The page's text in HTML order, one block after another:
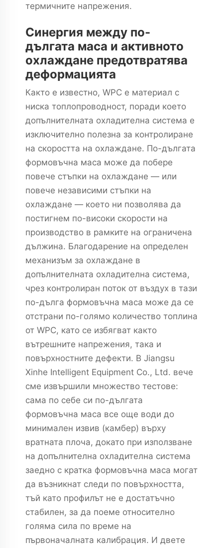
термичните напрежения.
Синергия между по-
дългата маса и активното
охлаждане предотвратява
деформацията
Както е известно, WPC е материал с
ниска топлопроводност, поради което
допълнителната охладителна система е
изключително полезна за контролиране
на скоростта на охлаждане. По-дългата
формовъчна маса може да побере
повече стъпки на охлаждане — или
повече независими стъпки на
охлаждане — което ни позволява да
постигнем по-високи скорости на
производство в рамките на ограничена
дължина. Благодарение на определен
механизъм за охлаждане в
допълнителната охладителна система,
чрез контролиран поток от въздух в тази
по-дълга формовъчна маса може да се
отстрани по-голямо количество топлина
от WPC, като се избягват както
вътрешните напрежения, така и
повърхностните дефекти. В Jiangsu
Xinhe Intelligent Equipment Co., Ltd. вече
сме извършили множество тестове:
сама по себе си по-дългата
формовъчна маса все още води до
минимален извив (камбер) върху
вратната плоча, докато при използване
на допълнителна охладителна система
заедно с кратка формовъчна маса могат
да възникнат следи по повърхността,
тъй като профилът не е достатъчно
стабилен, за да поеме относително
голяма сила по време на
първоначалната калибрация. И двете